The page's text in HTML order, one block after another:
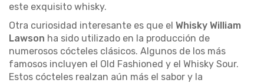
este exquisito whisky.
Otra curiosidad interesante es que el Whisky William
Lawson ha sido utilizado en la producción de
numerosos cócteles clásicos. Algunos de los más
famosos incluyen el Old Fashioned y el Whisky Sour.
Estos cócteles realzan aún más el sabor y la